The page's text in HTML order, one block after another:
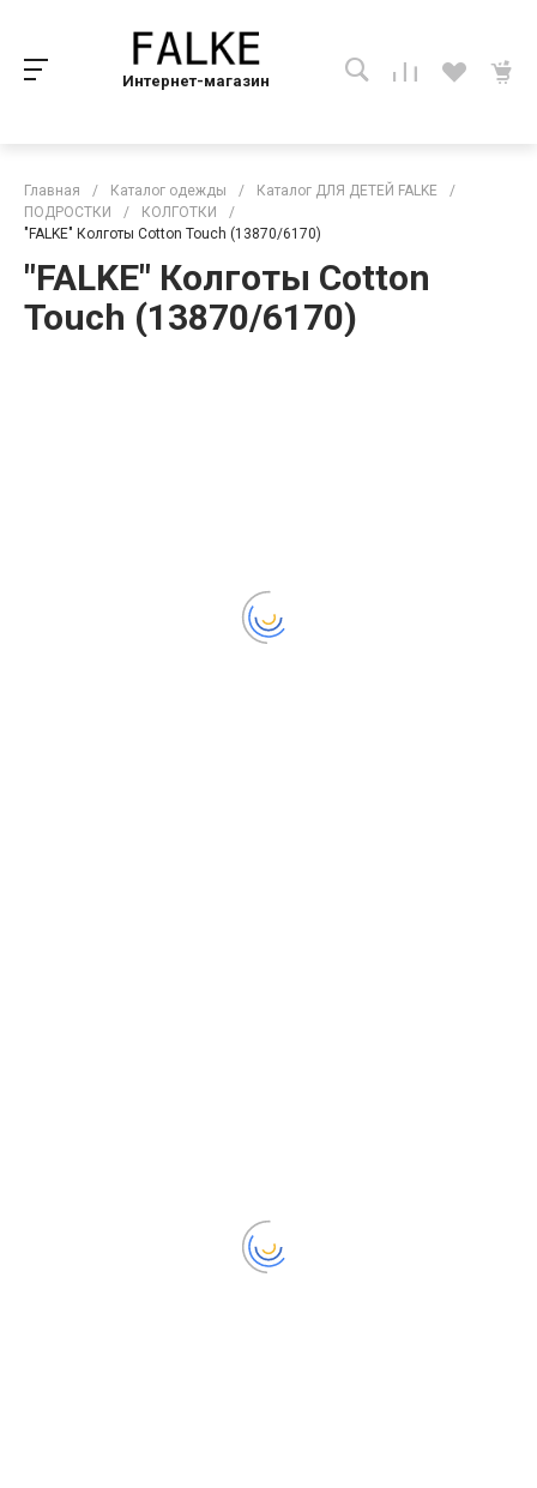
Интернет-магазин
Главная / Каталог одежды / Каталог ДЛЯ ДЕТЕЙ FALKE
/
ПОДРОСТКИ
/ КОЛГОТКИ
/
"FALKE" Колготы Cotton Touch (13870/6170)
"FALKE" Колготы Cotton
Touch (13870/6170)